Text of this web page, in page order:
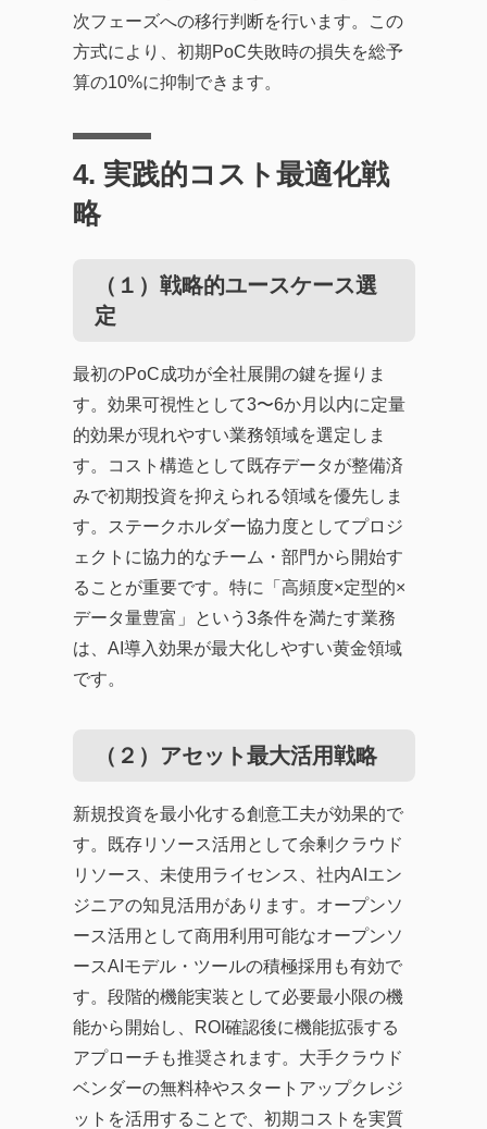
次フェーズへの移行判断を行います。この
方式により、初期PoC失敗時の損失を総予
算の10%に抑制できます。
4. 実践的コスト最適化戦
略
（１）戦略的ユースケース選
定
最初のPoC成功が全社展開の鍵を握りま
す。効果可視性として3〜6か月以内に定量
的効果が現れやすい業務領域を選定しま
す。コスト構造として既存データが整備済
みで初期投資を抑えられる領域を優先しま
す。ステークホルダー協力度としてプロジ
ェクトに協力的なチーム・部門から開始す
ることが重要です。特に「高頻度×定型的×
データ量豊富」という3条件を満たす業務
は、AI導入効果が最大化しやすい黄金領域
です。
（２）アセット最大活用戦略
新規投資を最小化する創意工夫が効果的で
す。既存リソース活用として余剰クラウド
リソース、未使用ライセンス、社内AIエン
ジニアの知見活用があります。オープンソ
ース活用として商用利用可能なオープンソ
ースAIモデル・ツールの積極採用も有効で
す。段階的機能実装として必要最小限の機
能から開始し、ROI確認後に機能拡張する
アプローチも推奨されます。大手クラウド
ベンダーの無料枠やスタートアップクレジ
ットを活用することで、初期コストを実質